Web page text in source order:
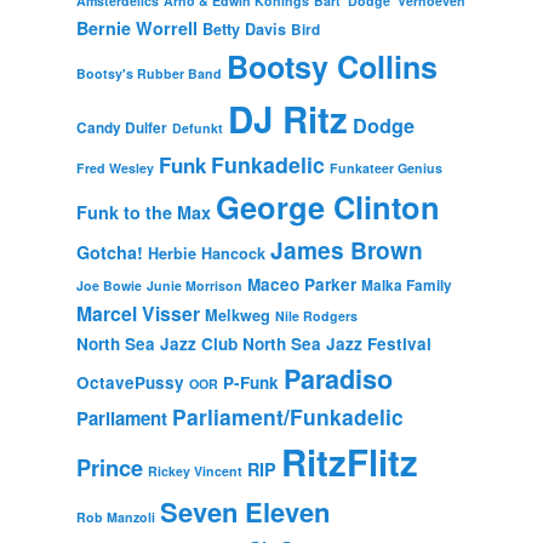
Bernie Worrell Betty Davis Bird
Bootsy's Rubber Band Bootsy Collins
Candy Dulfer Defunkt DJ Ritz Dodge
Fred Wesley Funk Funkadelic Funkateer Genius
Funk to the Max George Clinton
Gotcha! Herbie Hancock James Brown
Joe Bowie Junie Morrison Maceo Parker Malka Family
Marcel Visser Melkweg Nile Rodgers
North Sea Jazz Club North Sea Jazz Festival
OctavePussy OOR P-Funk Paradiso
Parliament Parliament/Funkadelic
Prince Rickey Vincent RIP RitzFlitz
Rob Manzoli Seven Eleven